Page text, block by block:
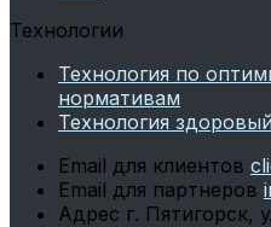
Технологии
Технология по
нормативам
Технология
Email для клиентов
Email для партнеров
Адрес г. Пятигорск,